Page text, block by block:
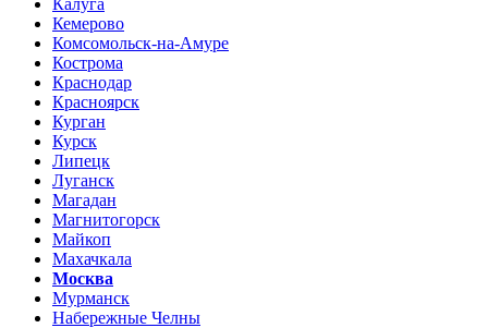
Кемерово
Комсомольск-на-Амуре
Кострома
Краснодар
Красноярск
Курган
Курск
Липецк
Луганск
Магадан
Магнитогорск
Майкоп
Махачкала
Москва
Мурманск
Набережные Челны